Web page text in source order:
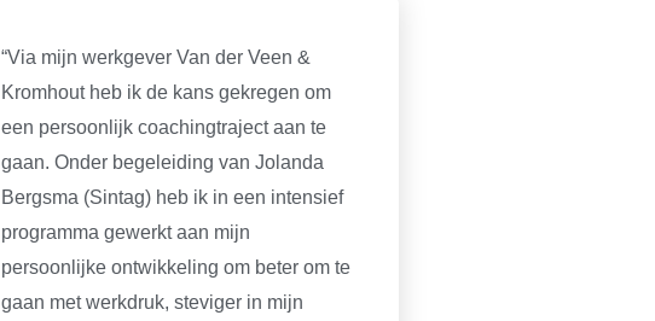
“Via mijn werkgever Van der Veen &
Kromhout heb ik de kans gekregen om
een persoonlijk coachingtraject aan te
gaan. Onder begeleiding van Jolanda
Bergsma (Sintag) heb ik in een intensief
programma gewerkt aan mijn
persoonlijke ontwikkeling om beter om te
gaan met werkdruk, steviger in mijn